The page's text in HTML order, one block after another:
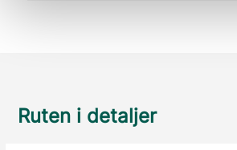
Ruten i detaljer